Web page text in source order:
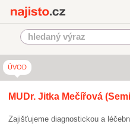
ÚVOD
MUDr. Jitka Mečířová
Zajišťujeme diagnostickou a